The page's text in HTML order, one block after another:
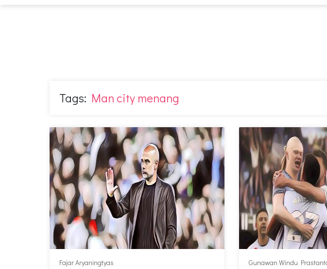
Tags: Man city menang
Fajar Aryaningtyas Gunawan Windu